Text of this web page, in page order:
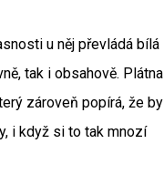
u něj převládá bílá
tak i obsahově. Plátna
zároveň popírá, že by
i když si to tak mnozí